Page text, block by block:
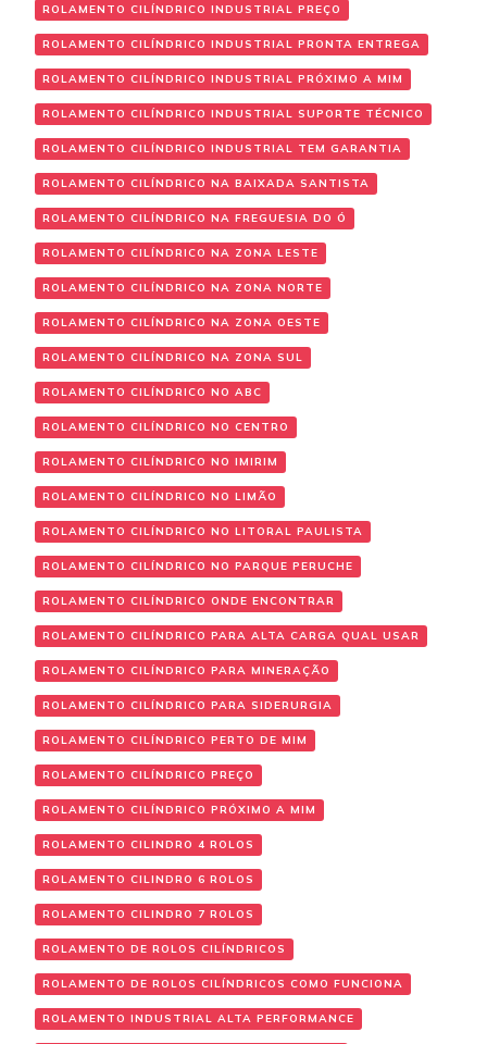
ROLAMENTO CILÍNDRICO INDUSTRIAL PREÇO
ROLAMENTO CILÍNDRICO INDUSTRIAL PRONTA ENTREGA
ROLAMENTO CILÍNDRICO INDUSTRIAL PRÓXIMO A MIM
ROLAMENTO CILÍNDRICO INDUSTRIAL SUPORTE TÉCNICO
ROLAMENTO CILÍNDRICO INDUSTRIAL TEM GARANTIA
ROLAMENTO CILÍNDRICO NA BAIXADA SANTISTA
ROLAMENTO CILÍNDRICO NA FREGUESIA DO Ó
ROLAMENTO CILÍNDRICO NA ZONA LESTE
ROLAMENTO CILÍNDRICO NA ZONA NORTE
ROLAMENTO CILÍNDRICO NA ZONA OESTE
ROLAMENTO CILÍNDRICO NA ZONA SUL
ROLAMENTO CILÍNDRICO NO ABC
ROLAMENTO CILÍNDRICO NO CENTRO
ROLAMENTO CILÍNDRICO NO IMIRIM
ROLAMENTO CILÍNDRICO NO LIMÃO
ROLAMENTO CILÍNDRICO NO LITORAL PAULISTA
ROLAMENTO CILÍNDRICO NO PARQUE PERUCHE
ROLAMENTO CILÍNDRICO ONDE ENCONTRAR
ROLAMENTO CILÍNDRICO PARA ALTA CARGA QUAL USAR
ROLAMENTO CILÍNDRICO PARA MINERAÇÃO
ROLAMENTO CILÍNDRICO PARA SIDERURGIA
ROLAMENTO CILÍNDRICO PERTO DE MIM
ROLAMENTO CILÍNDRICO PREÇO
ROLAMENTO CILÍNDRICO PRÓXIMO A MIM
ROLAMENTO CILINDRO 4 ROLOS
ROLAMENTO CILINDRO 6 ROLOS
ROLAMENTO CILINDRO 7 ROLOS
ROLAMENTO DE ROLOS CILÍNDRICOS
ROLAMENTO DE ROLOS CILÍNDRICOS COMO FUNCIONA
ROLAMENTO INDUSTRIAL ALTA PERFORMANCE